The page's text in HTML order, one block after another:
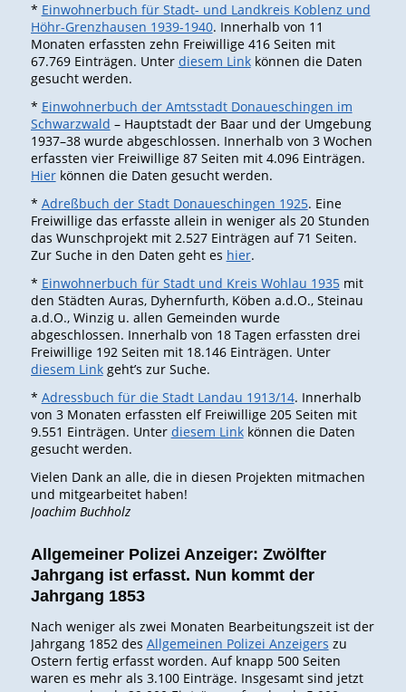
* Einwohnerbuch für Stadt- und Landkreis Koblenz und
Höhr-Grenzhausen 1939-1940. Innerhalb von 11
Monaten erfassten zehn Freiwillige 416 Seiten mit
67.769 Einträgen. Unter diesem Linkkönnen die Daten
gesucht werden.
* Einwohnerbuch der Amtsstadt Donaueschingen im
Schwarzwald – Hauptstadt der Baar und der Umgebung
1937–38 wurde abgeschlossen. Innerhalb von 3 Wochen
erfassten vier Freiwillige 87 Seiten mit 4.096 Einträgen.
Hierkönnen die Daten gesucht werden.
* Adreßbuch der Stadt Donaueschingen 1925. Eine
Freiwillige das erfasste allein in weniger als 20 Stunden
das Wunschprojekt mit 2.527 Einträgen auf 71 Seiten.
Zur Suche in den Daten geht es hier.
* Einwohnerbuch für Stadt und Kreis Wohlau 1935mit
den Städten Auras, Dyhernfurth, Köben a.d.O., Steinau
a.d.O., Winzig u. allen Gemeinden wurde
abgeschlossen. Innerhalb von 18 Tagen erfassten drei
Freiwillige 192 Seiten mit 18.146 Einträgen. Unter
diesem Linkgeht’s zur Suche.
* Adressbuch für die Stadt Landau 1913/14. Innerhalb
von 3 Monaten erfassten elf Freiwillige 205 Seiten mit
9.551 Einträgen. Unter diesem Linkkönnen die Daten
gesucht werden.
Vielen Dank an alle, die in diesen Projekten mitmachen
und mitgearbeitet haben!
Joachim Buchholz
Allgemeiner Polizei Anzeiger: Zwölfter
Jahrgang ist erfasst. Nun kommt der
Jahrgang 1853
Nach weniger als zwei Monaten Bearbeitungszeit ist der
Jahrgang 1852 des Allgemeinen Polizei Anzeigers zu
Ostern fertig erfasst worden. Auf knapp 500 Seiten
waren es mehr als 3.100 Einträge. Insgesamt sind jetzt